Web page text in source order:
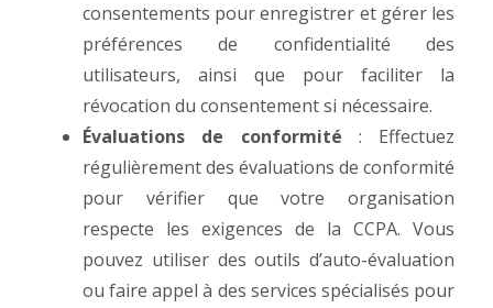
consentements pour enregistrer et gérer les
préférences de confidentialité des
utilisateurs, ainsi que pour faciliter la
révocation du consentement si nécessaire.
Évaluations de conformité : Effectuez
régulièrement des évaluations de conformité
pour vérifier que votre organisation
respecte les exigences de la CCPA. Vous
pouvez utiliser des outils d’auto-évaluation
ou faire appel à des services spécialisés pour